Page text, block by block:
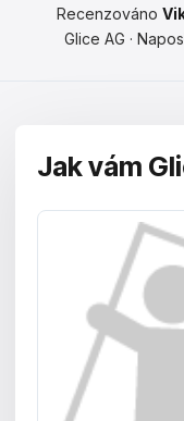
Magyar
日本語
Русский
Slovenčina
Türkçe
Recenzováno
Glice AG ·
Jak vám